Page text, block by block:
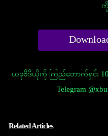
ကို
ယခုဗီဒီယိုကို ကြည်တောက်ရှင်း
Telegram
Related Articles